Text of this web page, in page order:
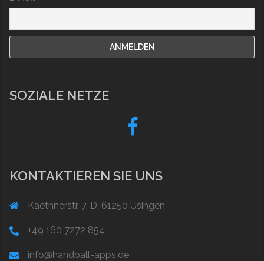
SOZIALE NETZE
Fb
KONTAKTIEREN SIE UNS
Kaethnerstr. 7, D-61250 Usingen
+49 160 7272 854
info@handball-apps.de